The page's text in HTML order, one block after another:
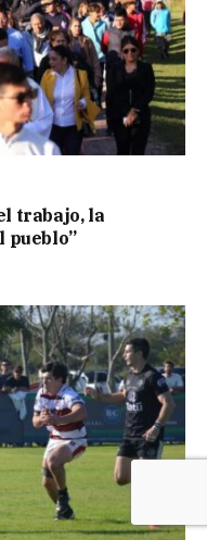
trabajo, la
pueblo”